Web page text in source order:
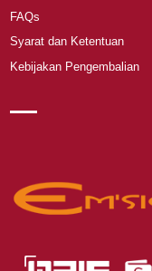
FAQs
Syarat dan Ketentuan
Kebijakan Pengembalian